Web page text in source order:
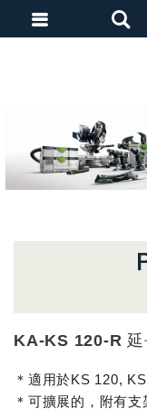
KA-KS 120-R 延
＊適用於KS 120,
＊可擴展的，附有